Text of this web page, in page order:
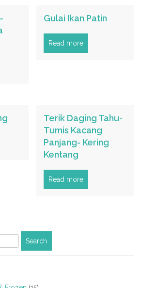
Gulai Ikan Patin
Read more
Terik Daging Tahu-
Tumis Kacang
Panjang- Kering
Kentang
Read more
Search